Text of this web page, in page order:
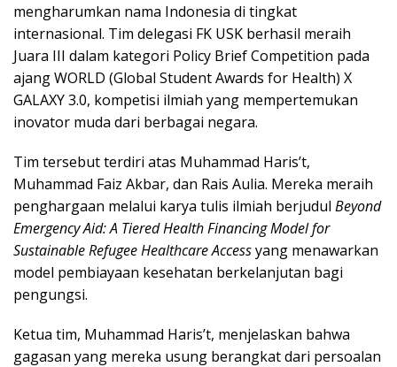
mengharumkan nama Indonesia di tingkat
internasional. Tim delegasi FK USK berhasil meraih
Juara III dalam kategori Policy Brief Competition pada
ajang WORLD (Global Student Awards for Health) X
GALAXY 3.0, kompetisi ilmiah yang mempertemukan
inovator muda dari berbagai negara.
Tim tersebut terdiri atas Muhammad Haris’t,
Muhammad Faiz Akbar, dan Rais Aulia. Mereka meraih
penghargaan melalui karya tulis ilmiah berjudul Beyond
Emergency Aid: A Tiered Health Financing Model for
Sustainable Refugee Healthcare Accessyang menawarkan
model pembiayaan kesehatan berkelanjutan bagi
pengungsi.
Ketua tim, Muhammad Haris’t, menjelaskan bahwa
gagasan yang mereka usung berangkat dari persoalan